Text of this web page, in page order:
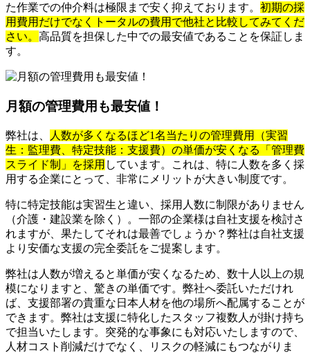
た作業での仲介料は極限まで安く抑えております。 初期の採
用費用だけでなくトータルの費用で他社と比較してみてくだ
さい。 高品質を担保した中での最安値であることを保証しま
す。
月額の管理費用も最安値！
弊社は、
人数が多くなるほど1名当たりの管理費用（実習
生：監理費、特定技能：支援費）の単価が安くなる「管理費
スライド制」を採用 しています。これは、特に人数を多く採
用する企業にとって、非常にメリットが大きい制度です。
特に特定技能は実習生と違い、採用人数に制限がありません
（介護・建設業を除く）。一部の企業様は自社支援を検討さ
れますが、果たしてそれは最善でしょうか？弊社は自社支援
より安価な支援の完全委託をご提案します。
弊社は人数が増えると単価が安くなるため、数十人以上の規
模になりますと、驚きの単価です。弊社へ委託いただけれ
ば、支援部署の貴重な日本人材を他の場所へ配属することが
できます。弊社は支援に特化したスタッフ複数人が掛け持ち
で担当いたします。突発的な事象にも対応いたしますので、
人材コスト削減だけでなく、リスクの軽減にもつながりま